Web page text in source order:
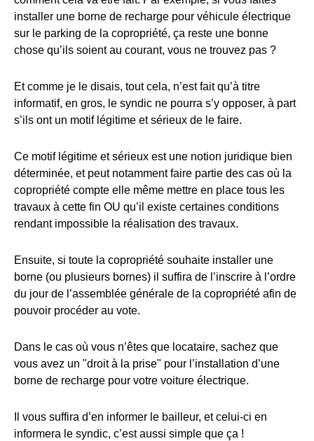
installer une borne de recharge pour véhicule électrique
sur le parking de la copropriété, ça reste une bonne
chose qu’ils soient au courant, vous ne trouvez pas ?
Et comme je le disais, tout cela, n’est fait qu’à titre
informatif, en gros, le syndic ne pourra s’y opposer, à part
s’ils ont un motif légitime et sérieux de le faire.
Ce motif légitime et sérieux est une notion juridique bien
déterminée, et peut notamment faire partie des cas où la
copropriété compte elle même mettre en place tous les
travaux à cette fin OU qu’il existe certaines conditions
rendant impossible la réalisation des travaux.
Ensuite, si toute la copropriété souhaite installer une
borne (ou plusieurs bornes) il suffira de l’inscrire à l’ordre
du jour de l’assemblée générale de la copropriété afin de
pouvoir procéder au vote.
Dans le cas où vous n’êtes que locataire, sachez que
vous avez un "droit à la prise" pour l’installation d’une
borne de recharge pour votre voiture électrique.
Il vous suffira d’en informer le bailleur, et celui-ci en
informera le syndic, c’est aussi simple que ça !